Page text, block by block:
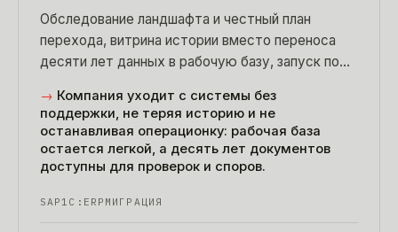
Обследование ландшафта и честный план
перехода, витрина истории вместо переноса
десяти лет данных в рабочую базу, запуск по
→ Компания уходит с системы без
поддержки, не теряя историю и не
останавливая операционку: рабочая база
остается легкой, а десять лет документов
доступны для проверок и споров.
SAP 1С:ERP МИГРАЦИЯ